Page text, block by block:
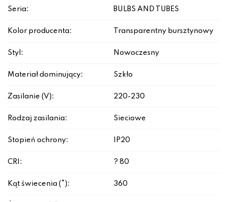
Seria: BULBS AND TUBES
Kolor producenta: Transparentny bursztynowy
Styl: Nowoczesny
Materiał dominujący: Szkło
Zasilanie (V): 220-230
Rodzaj zasilania: Sieciowe
Stopień ochrony: IP20
CRI: ? 80
Kąt świecenia (°): 360